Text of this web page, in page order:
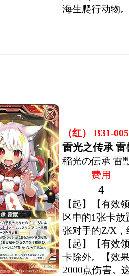
海生爬行动物
（红） B31-
雷光之传承 雷
稲光の伝承 雷
费用
4
【起】【有效
区中的1张卡
张对手的Z/X，
【起】【有效
卡除外。【效
2000点伤害。